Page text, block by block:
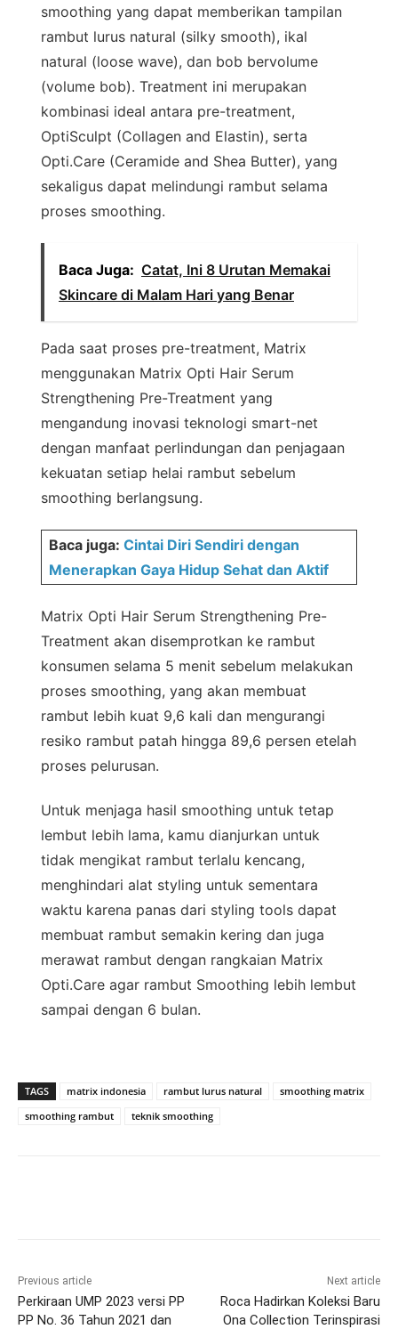
smoothing yang dapat memberikan tampilan
rambut lurus natural (silky smooth), ikal
natural (loose wave), dan bob bervolume
(volume bob). Treatment ini merupakan
kombinasi ideal antara pre-treatment,
OptiSculpt (Collagen and Elastin), serta
Opti.Care (Ceramide and Shea Butter), yang
sekaligus dapat melindungi rambut selama
proses smoothing.
Baca Juga: Catat, Ini 8 Urutan Memakai
Skincare di Malam Hari yang Benar
Pada saat proses pre-treatment, Matrix
menggunakan Matrix Opti Hair Serum
Strengthening Pre-Treatment yang
mengandung inovasi teknologi smart-net
dengan manfaat perlindungan dan penjagaan
kekuatan setiap helai rambut sebelum
smoothing berlangsung.
Baca juga: Cintai Diri Sendiri dengan
Menerapkan Gaya Hidup Sehat dan Aktif
Matrix Opti Hair Serum Strengthening Pre-
Treatment akan disemprotkan ke rambut
konsumen selama 5 menit sebelum melakukan
proses smoothing, yang akan membuat
rambut lebih kuat 9,6 kali dan mengurangi
resiko rambut patah hingga 89,6 persen etelah
proses pelurusan.
Untuk menjaga hasil smoothing untuk tetap
lembut lebih lama, kamu dianjurkan untuk
tidak mengikat rambut terlalu kencang,
menghindari alat styling untuk sementara
waktu karena panas dari styling tools dapat
membuat rambut semakin kering dan juga
merawat rambut dengan rangkaian Matrix
Opti.Care agar rambut Smoothing lebih lembut
sampai dengan 6 bulan.
TAGS matrix indonesia rambut lurus natural
smoothing matrix
smoothing rambut
teknik smoothing
Previous article
Perkiraan UMP 2023 versi PP
PP No. 36 Tahun 2021 dan
Next article
Roca Hadirkan Koleksi Baru
Ona Collection Terinspirasi